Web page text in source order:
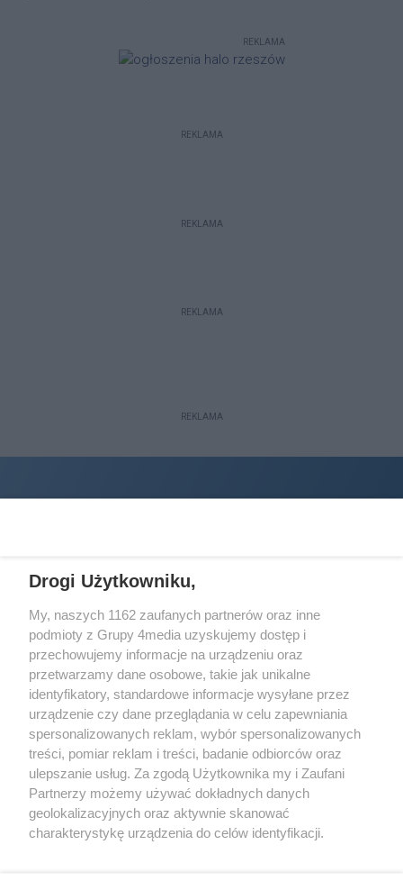
REKLAMA
REKLAMA
REKLAMA
REKLAMA
REKLAMA
Wydawcąhalorzeszow.pljest:
STOWARZYSZENIE INICJATYW SPOŁECZNYCH PERSPEKTYWA
Adres do korespondencji:
ul. Piastów 3/2035-077 Rzeszów
kontakt@halorzeszow.pl
Redakcja Reklama Kontakt
Patronat medialny
Regulamin portalu
Polityka prywatności
Drogi Użytkowniku,
My, naszych 1162 zaufanych partnerów oraz inne
podmioty z Grupy 4media uzyskujemy dostęp i
przechowujemy informacje na urządzeniu oraz
przetwarzamy dane osobowe, takie jak unikalne
identyfikatory, standardowe informacje wysyłane przez
urządzenie czy dane przeglądania w celu zapewniania
spersonalizowanych reklam, wybór spersonalizowanych
treści, pomiar reklam i treści, badanie odbiorców oraz
ulepszanie usług. Za zgodą Użytkownika my i Zaufani
Partnerzy możemy używać dokładnych danych
geolokalizacyjnych oraz aktywnie skanować
charakterystykę urządzenia do celów identyfikacji.